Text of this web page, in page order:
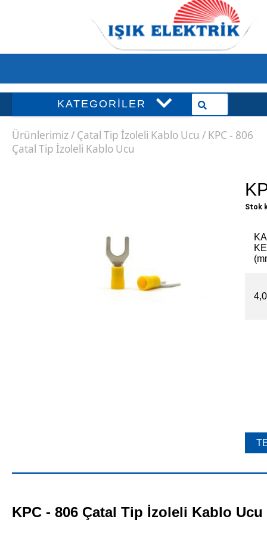
KATEGORİLER
Ürünlerimiz / Çatal Tip İzoleli Kablo Ucu / KPC - 806
Çatal Tip İzoleli Kablo Ucu
Stok
KPC - 806 Çatal Tip İzoleli Kablo Ucu